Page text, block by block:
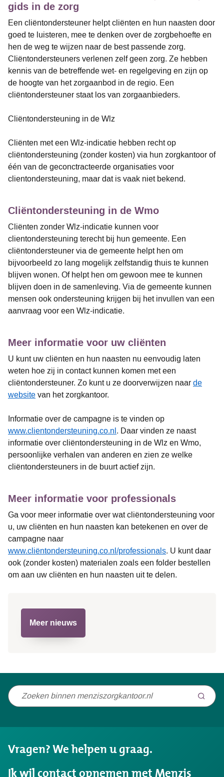
gids in de zorg
Een cliëntondersteuner helpt cliënten en hun naasten door
goed te luisteren, mee te denken over de zorgbehoefte en
hen de weg te wijzen naar de best passende zorg.
Cliëntondersteuners verlenen zelf geen zorg. Ze hebben
kennis van de betreffende wet- en regelgeving en zijn op
de hoogte van het zorgaanbod in de regio. Een
cliëntondersteuner staat los van zorgaanbieders.
Cliëntondersteuning in de Wlz
Cliënten met een Wlz-indicatie hebben recht op
cliëntondersteuning (zonder kosten) via hun zorgkantoor of
één van de geconctracteerde organisaties voor
clientondersteuning, maar dat is vaak niet bekend.
Cliëntondersteuning in de Wmo
Cliënten zonder Wlz-indicatie kunnen voor
clientondersteuning terecht bij hun gemeente. Een
cliëntondersteuner via de gemeente helpt hen om
bijvoorbeeld zo lang mogelijk zelfstandig thuis te kunnen
blijven wonen. Of helpt hen om gewoon mee te kunnen
blijven doen in de samenleving. Via de gemeente kunnen
mensen ook ondersteuning krijgen bij het invullen van een
aanvraag voor een Wlz-indicatie.
Meer informatie voor uw cliënten
U kunt uw cliënten en hun naasten nu eenvoudig laten
weten hoe zij in contact kunnen komen met een
cliëntondersteuner. Zo kunt u ze doorverwijzen naarde
websitevan het zorgkantoor.
Informatie over de campagne is te vinden op
www.clientondersteuning.co.nl. Daar vinden ze naast
informatie over cliëntondersteuning in de Wlz en Wmo,
persoonlijke verhalen van anderen en zien ze welke
cliëntondersteuners in de buurt actief zijn.
Meer informatie voor professionals
Ga voor meer informatie over wat cliëntondersteuning voor
u, uw cliënten en hun naasten kan betekenen en over de
campagne naar
www.cliëntondersteuning.co.nl/professionals. U kunt daar
ook (zonder kosten) materialen zoals een folder bestellen
om aan uw cliënten en hun naasten uit te delen.
Meer nieuws
Niet
wat
zocht?
Vragen? We helpen u graag.
Ik wil contact opnemen met Menzis